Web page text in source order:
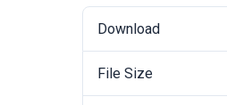
Download
File Size